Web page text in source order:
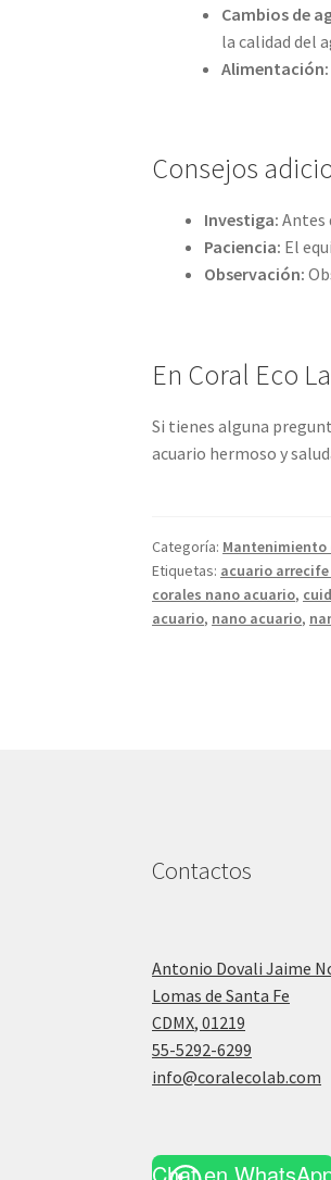
Cambios de
la calidad del
Alimentación:
Consejos
Investiga: Antes
Paciencia: El
Observación:
En Coral Eco
Si tienes alguna
acuario hermoso y
Categoría: Mantenimiento
Etiquetas: acuario
corales nano acuario,
acuario, nano acuario,
Contactos
Antonio Dovali Jaime
Lomas de Santa Fe
CDMX,01219
55-5292-6299
info@coralecolab.com